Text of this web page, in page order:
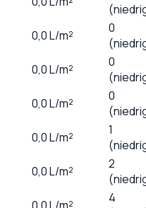
0,0L/m²
0
0,0L/m²
0
0,0L/m²
0
0,0L/m²
1
0,0L/m²
2
4